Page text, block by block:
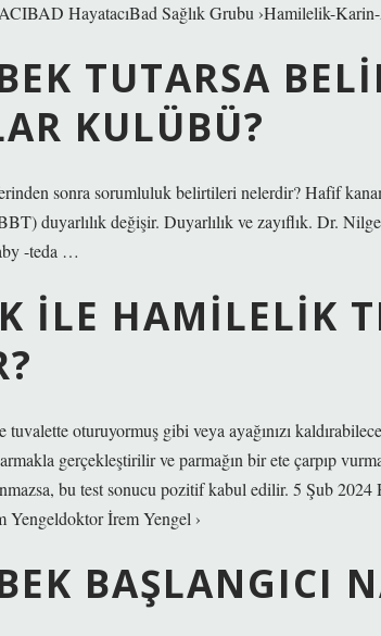
HayatacıBad Sağlık Grubu ›Hamilelik-
TUTARSA
KULÜBÜ?
sonra sorumluluk belirtileri nelerdir? Hafif
duyarlılık değişir. Duyarlılık ve zayıflık. Dr.
-teda …
ILE HAMILELIK
oturuyormuş gibi veya ayağınızı
gerçekleştirilir ve parmağın bir ete çarpıp
bu test sonucu pozitif kabul edilir. 5 Şub
Yengeldoktor İrem Yengel ›
BAŞLANGICI